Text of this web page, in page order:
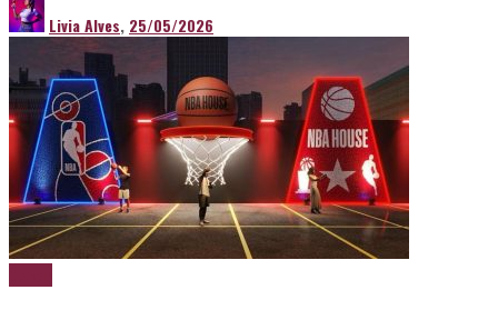
Livia Alves, 25/05/2026